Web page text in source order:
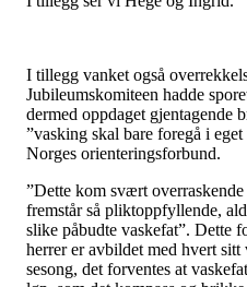
I tillegg vanket også
Jubileumskomiteen hadde
dermed oppdaget gjentagende
”vasking skal bare foregå i
Norges orienteringsforbund.
”Dette kom svært
fremstår så pliktoppfyllende,
slike påbudte vaskefat”. Dette
herrer er avbildet med hvert
sesong, det forventes at